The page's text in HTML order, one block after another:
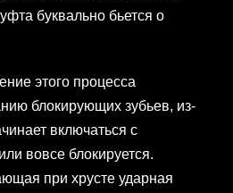
буквально бьется о
этого процесса
блокирующих зубьев, из-
включаться с
вовсе блокируется.
при хрусте ударная